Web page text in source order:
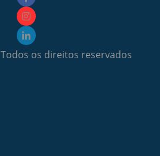
Todos os direitos reservados